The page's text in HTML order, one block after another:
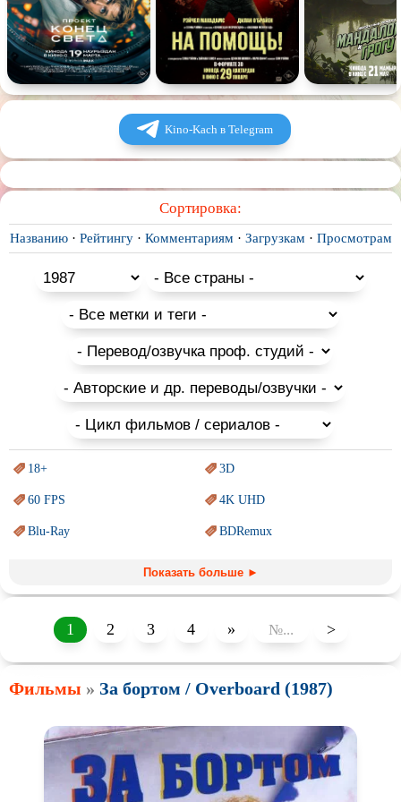
Спектакль Сказка Немое кино Для взрослых
Kino-Kach в Telegram
Сортировка:
Названию· Рейтингу· Комментариям · Загрузкам · Просмотрам
18+ 3D
60 FPS 4K UHD
Blu-Ray BDRemux
Sci-Fi (Научнаяфантастика) Trash (трэш) movies
Авангард и Сюрреализм Ангелы и Демоны
Врачи Гении
Коллекция Комикс
Маги и Волшебники Наркотики
Показать больше ►
1 2 3 4 » >
Фильмы » За бортом / Overboard (1987)